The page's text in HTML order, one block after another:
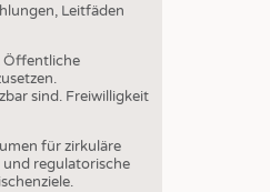
Leitfäden
Öffentliche
sind. Freiwilligkeit
für zirkuläre
regulatorische